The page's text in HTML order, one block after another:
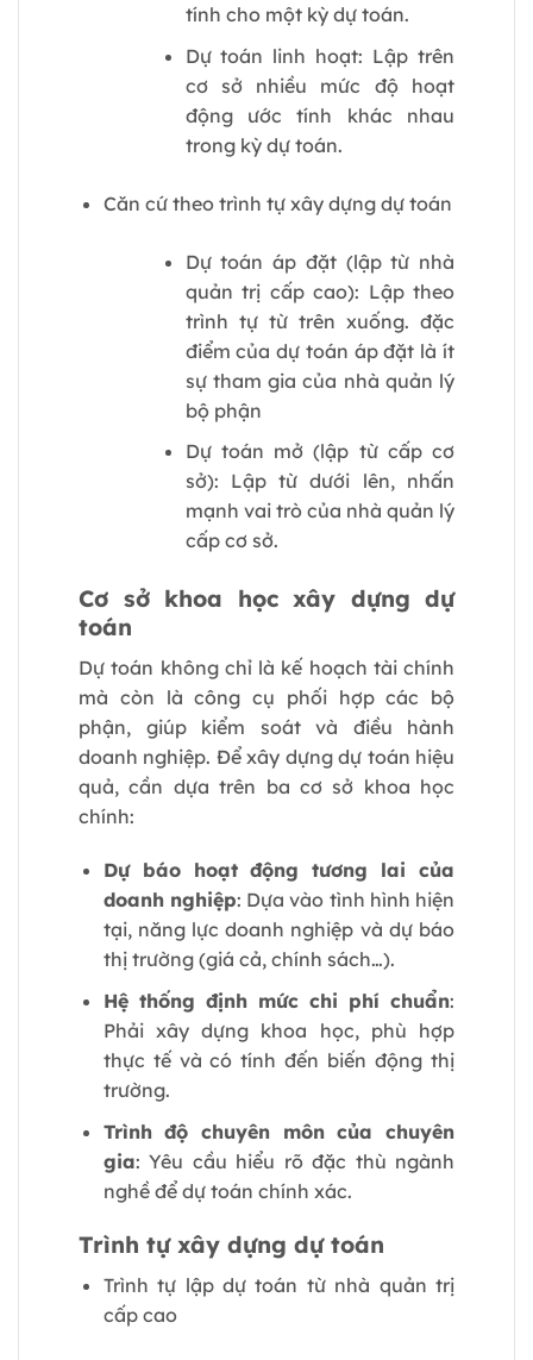
tính cho một kỳ dự toán.
Dự toán linh hoạt: Lập trên
cơ sở nhiều mức độ hoạt
động ước tính khác nhau
trong kỳ dự toán.
Căn cứ theo trình tự xây dựng dự toán
Dự toán áp đặt (lập từ nhà
quản trị cấp cao): Lập theo
trình tự từ trên xuống. đặc
điểm của dự toán áp đặt là ít
sự tham gia của nhà quản lý
bộ phận
Dự toán mở (lập từ cấp cơ
sở): Lập từ dưới lên, nhấn
mạnh vai trò của nhà quản lý
cấp cơ sở.
Cơ sở khoa học xây dựng dự
toán
Dự toán không chỉ là kế hoạch tài chính
mà còn là công cụ phối hợp các bộ
phận, giúp kiểm soát và điều hành
doanh nghiệp. Để xây dựng dự toán hiệu
quả, cần dựa trên ba cơ sở khoa học
chính:
Dự báo hoạt động tương lai của
doanh nghiệp: Dựa vào tình hình hiện
tại, năng lực doanh nghiệp và dự báo
thị trường (giá cả, chính sách…).
Hệ thống định mức chi phí chuẩn:
Phải xây dựng khoa học, phù hợp
thực tế và có tính đến biến động thị
trường.
Trình độ chuyên môn của chuyên
gia: Yêu cầu hiểu rõ đặc thù ngành
nghề để dự toán chính xác.
Trình tự xây dựng dự toán
Trình tự lập dự toán từ nhà quản trị
cấp cao